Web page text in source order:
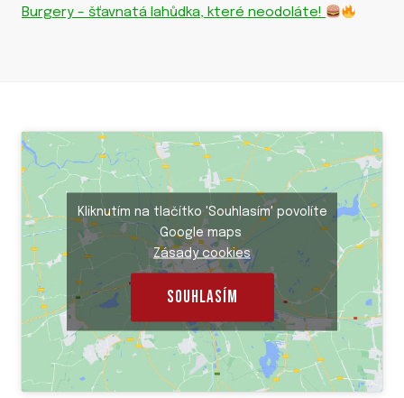
Burgery – šťavnatá lahůdka, které neodoláte!
Kliknutím na tlačítko 'Souhlasím' povolíte
Google maps
Zásady cookies
SOUHLASÍM